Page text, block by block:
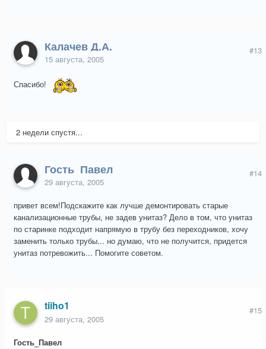
Калачев Д.А.
15 августа, 2005
#13
Спасибо!
2 недели спустя...
Гость_Павел
29 августа, 2005
#14
привет всем!Подскажите как лучше демонтировать старые
канализационные трубы, не задев унитаз? Дело в том, что унитаз
по старинке подходит напрямую в трубу без переходников, хочу
заменить только трубы... но думаю, что не получится, придется
унитаз потревожить... Помогите советом.
tiiho1
29 августа, 2005
#15
Гость_Павел